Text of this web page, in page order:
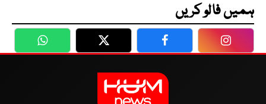
ہمیں فالو کریں
WhatsApp Twitter Facebook